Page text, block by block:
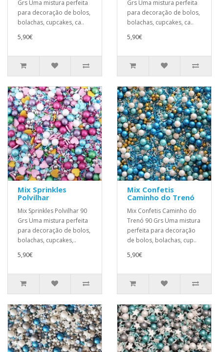
Grs Uma mistura perfeita
para decoração de bolos,
bolachas, cupcakes, ca..
5,90€
Grs Uma mistura perfeita
para decoração de bolos,
bolachas, cupcakes, ca..
5,90€
Mix Sprinkles
Polvilhar
Mix Sprinkles Polvilhar 90
Grs Uma mistura perfeita
para decoração de bolos,
bolachas, cupcakes,..
5,90€
Mix Confetis
Caminho do Trenó
Mix Confetis Caminho do
Trenó 90 Grs Uma mistura
perfeita para decoração
de bolos, bolachas, cup..
5,90€